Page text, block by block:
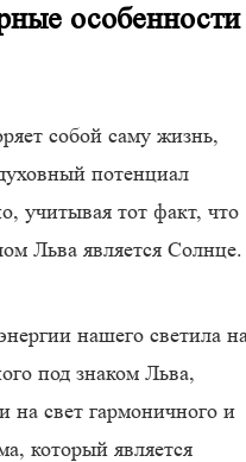
особенности
собой саму жизнь,
потенциал
учитывая тот факт, что
Льва является Солнце.
нашего светила
под знаком Льва,
на свет гармоничного и
который является